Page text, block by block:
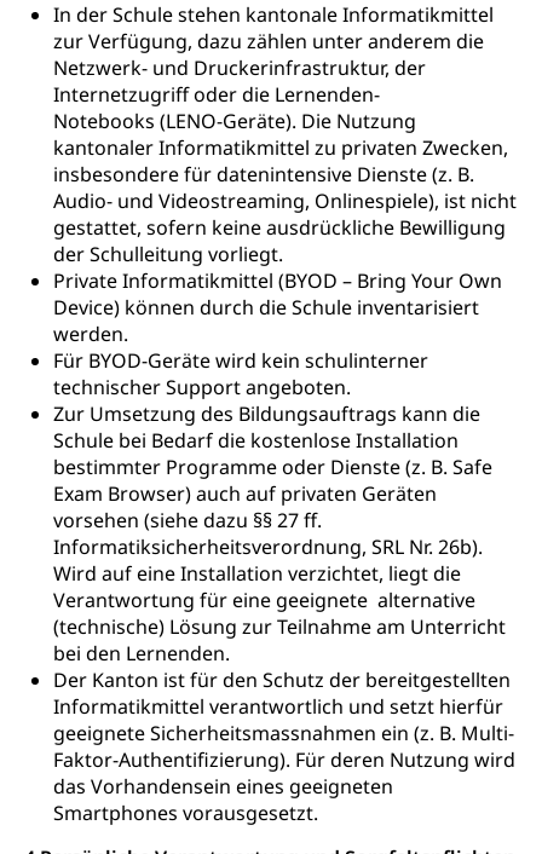
In der Schule stehen kantonale Informatikmittel
zur Verfügung, dazu zählen unter anderem die
Netzwerk- und Druckerinfrastruktur, der
Internetzugriff oder die Lernenden-
Notebooks (LENO-Geräte). Die Nutzung
kantonaler Informatikmittel zu privaten Zwecken,
insbesondere für datenintensive Dienste (z. B.
Audio- und Videostreaming, Onlinespiele), ist nicht
gestattet, sofern keine ausdrückliche Bewilligung
der Schulleitung vorliegt.
Private Informatikmittel (BYOD – Bring Your Own
Device) können durch die Schule inventarisiert
werden.
Für BYOD-Geräte wird kein schulinterner
technischer Support angeboten.
Zur Umsetzung des Bildungsauftrags kann die
Schule bei Bedarf die kostenlose Installation
bestimmter Programme oder Dienste (z. B. Safe
Exam Browser) auch auf privaten Geräten
vorsehen (siehe dazu §§ 27 ff.
Informatiksicherheitsverordnung, SRL Nr. 26b).
Wird auf eine Installation verzichtet, liegt die
Verantwortung für eine geeignete alternative
(technische) Lösung zur Teilnahme am Unterricht
bei den Lernenden.
Der Kanton ist für den Schutz der bereitgestellten
Informatikmittel verantwortlich und setzt hierfür
geeignete Sicherheitsmassnahmen ein (z. B. Multi-
Faktor-Authentifizierung). Für deren Nutzung wird
das Vorhandensein eines geeigneten
Smartphones vorausgesetzt.